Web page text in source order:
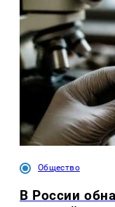
Общество
В России